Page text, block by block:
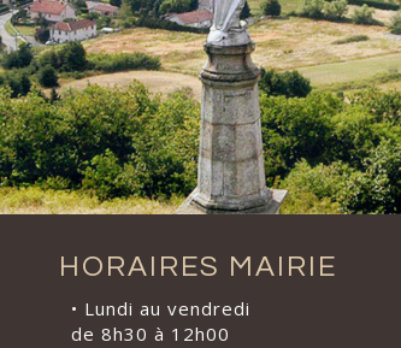
HORAIRES MAIRIE
• Lundi au vendredi
de 8h30 à 12h00